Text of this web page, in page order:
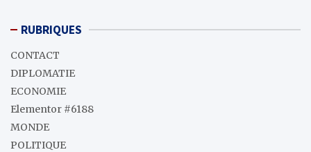
RUBRIQUES
CONTACT
DIPLOMATIE
ECONOMIE
Elementor #6188
MONDE
POLITIQUE